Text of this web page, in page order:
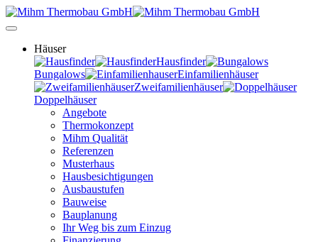
Häuser
Hausfinder
Bungalows
Einfamilienhäuser
Zweifamilienhäuser
Doppelhäuser
Angebote
Thermokonzept
Mihm Qualität
Referenzen
Musterhaus
Hausbesichtigungen
Ausbaustufen
Bauweise
Bauplanung
Ihr Weg bis zum Einzug